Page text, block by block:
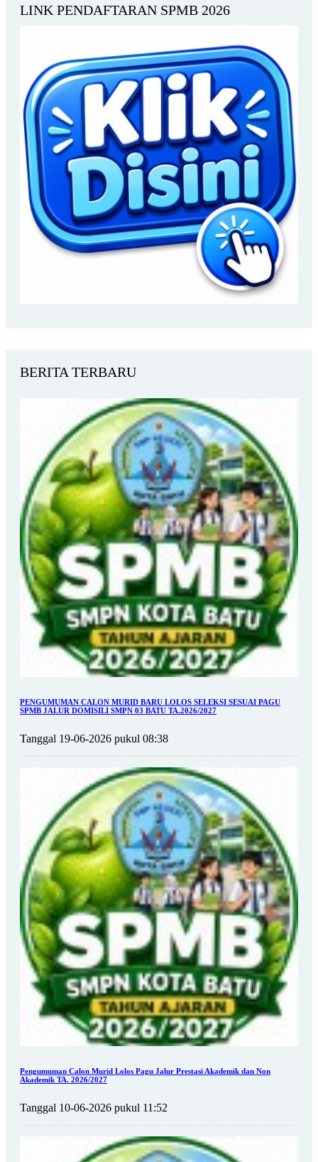
LINK PENDAFTARAN SPMB 2026
BERITA TERBARU
PENGUMUMAN CALON MURID BARU LOLOS SELEKSI SESUAI PAGU
SPMB JALUR DOMISILI SMPN 03 BATU TA.2026/2027
Tanggal 19-06-2026 pukul 08:38
Pengumuman Calon Murid Lolos Pagu Jalur Prestasi Akademik dan Non
Akademik TA. 2026/2027
Tanggal 10-06-2026 pukul 11:52